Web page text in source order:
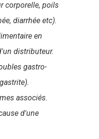
corporelle, poils
diarrhée etc).
en
distributeur.
gastro-
associés.
d'une